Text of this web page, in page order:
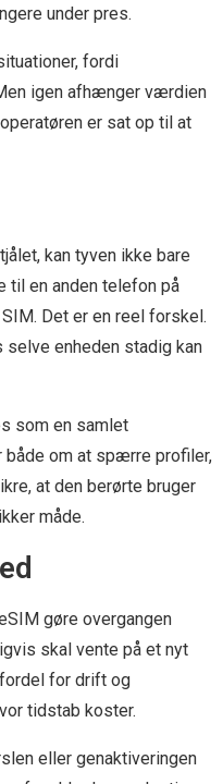
under pres.
fordi
igen afhænger værdien
er sat op til at
kan tyven ikke bare
til en anden telefon på
Det er en reel forskel.
enheden stadig kan
som en samlet
om at spærre profiler,
at den berørte bruger
måde.
gøre overgangen
skal vente på et nyt
for drift og
tidstab koster.
eller genaktiveringen